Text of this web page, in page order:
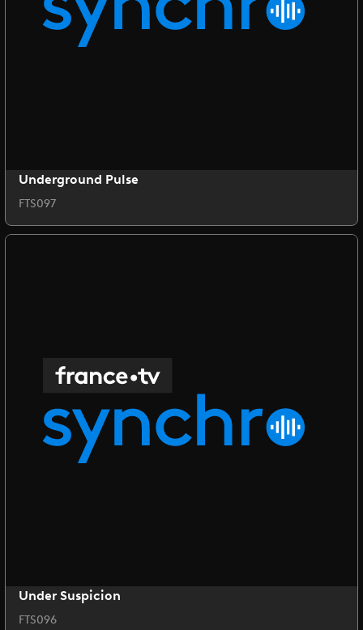
Underground Pulse
FTS097
Under Suspicion
FTS096